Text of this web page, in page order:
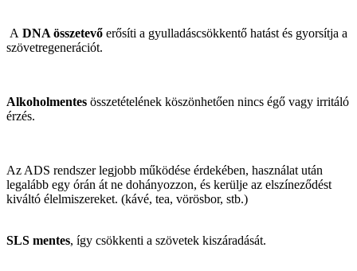
A DNA összetevő erősíti a gyulladáscsökkentő hatást és gyorsítja a
szövetregenerációt.
Alkoholmentes összetételének köszönhetően nincs égő vagy irritáló
érzés.
Az ADS rendszer legjobb működése érdekében, használat után
legalább egy órán át ne dohányozzon, és kerülje az elszíneződést
kiváltó élelmiszereket. (kávé, tea, vörösbor, stb.)
SLS mentes, így csökkenti a szövetek kiszáradását.